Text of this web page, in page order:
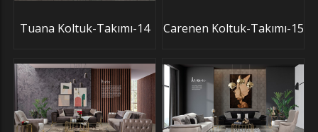
Tuana Koltuk-Takımı-14 Carenen Koltuk-Takımı-15